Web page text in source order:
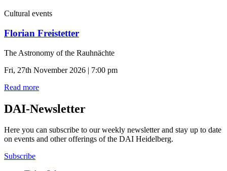
Cultural events
Florian Freistetter
The Astronomy of the Rauhnächte
Fri, 27th November 2026 | 7:00 pm
Read more
DAI-Newsletter
Here you can subscribe to our weekly newsletter and stay up to date
on events and other offerings of the DAI Heidelberg.
Subscribe